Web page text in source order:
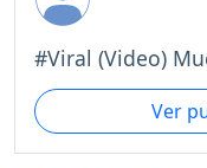
#Viral (Video)
Ver